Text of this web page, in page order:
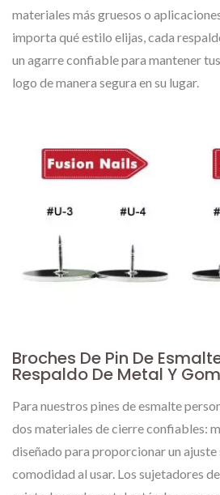
materiales más gruesos o
importa qué estilo elijas, cada
un agarre confiable para mantener
logo de manera segura en su lugar.
Broches De Pin De
Respaldo De Metal Y
Para nuestros pines de esmalte
dos materiales de cierre confiables:
diseñado para proporcionar un ajuste
comodidad al usar. Los sujetadores